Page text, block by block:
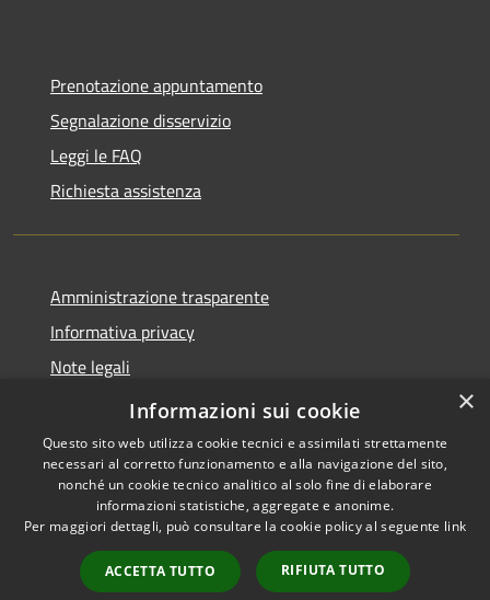
Prenotazione appuntamento
Segnalazione disservizio
Leggi le FAQ
Richiesta assistenza
Amministrazione trasparente
Informativa privacy
Note legali
Dichiarazione di accessibilità
Accessibilità
Copyright © 2026 • Comune di
Asigliano Veneto • Powered by
Municipium•
Accesso
redazione
×
Informazioni sui cookie
Questo sito web utilizza cookie tecnici e assimilati strettamente
necessari al corretto funzionamento e alla navigazione del sito,
nonché un cookie tecnico analitico al solo fine di elaborare
informazioni statistiche, aggregate e anonime.
Per maggiori dettagli, può consultare la cookie policy al seguente link
ACCETTA TUTTO RIFIUTA TUTTO